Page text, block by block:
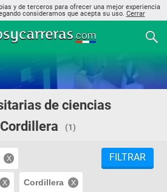
y de terceros para ofrecer una mejor experiencia
consideramos que acepta su uso. Cerrar
de ciencias
(1)
Cordillera
FILTRAR